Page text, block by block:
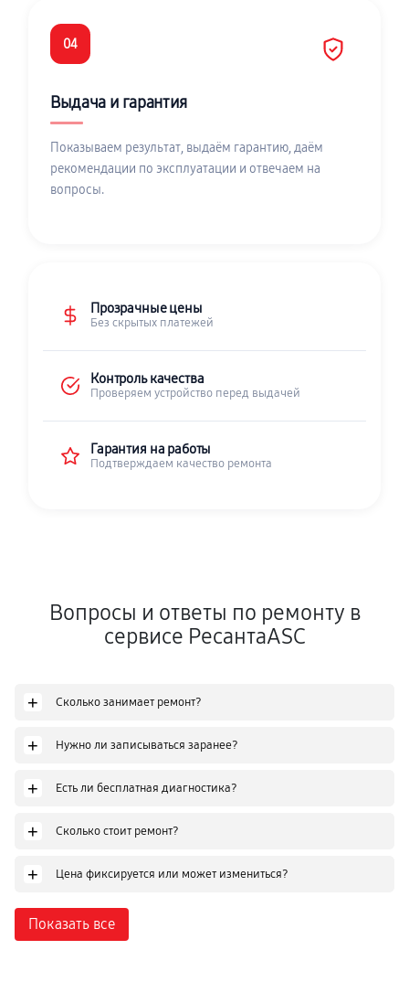
04
Выдача и гарантия
Показываем результат, выдаём гарантию, даём
рекомендации по эксплуатации и отвечаем на
вопросы.
Прозрачные цены
Без скрытых платежей
Контроль качества
Проверяем устройство перед выдачей
Гарантия на работы
Подтверждаем качество ремонта
Вопросы и ответы по ремонту в
сервисе РесантаASC
+ Сколько занимает ремонт?
+ Нужно ли записываться заранее?
+ Есть ли бесплатная диагностика?
+ Сколько стоит ремонт?
+ Цена фиксируется или может измениться?
Показать все